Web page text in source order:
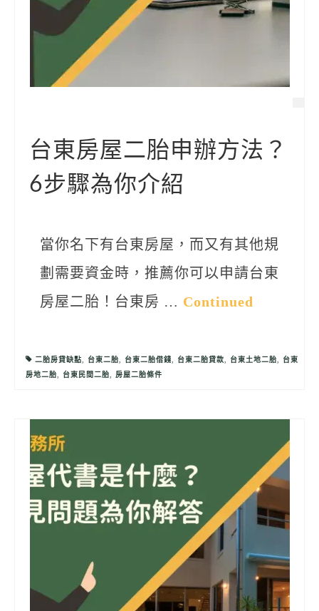
台東房屋二胎申辦方法？
6步驟為你介紹
當你名下有台東房屋，而又有其他規
劃需要資金時，推薦你可以申請台東
房屋二胎！台東房 … Continued
二胎房貸缺點, 台東二胎, 台東二胎借錢, 台東二胎貸款, 台東土地二胎, 台東
房地二胎, 台東民間二胎, 房屋二胎條件